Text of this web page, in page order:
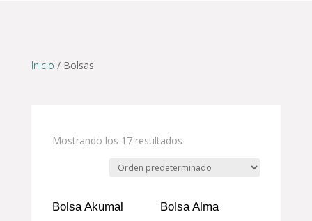
Inicio / Bolsas
Mostrando los 17 resultados
Bolsa Akumal Bolsa Alma